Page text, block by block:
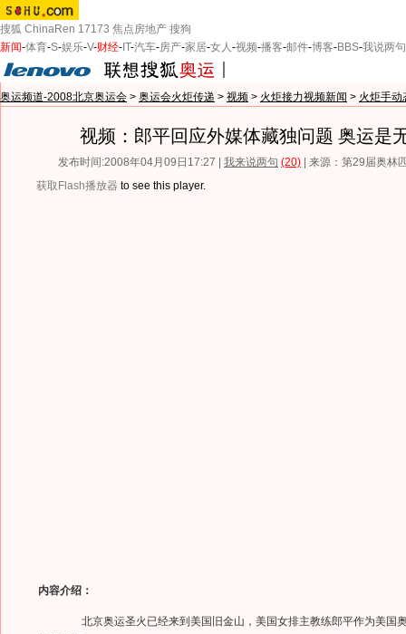
搜狐 ChinaRen 17173 焦点房地产 搜狗
新闻-体育-S-娱乐-V-财经- IT-汽车-房产-家居-女人-视频-播客-邮件-博客-BBS-我说两句
奥运频道-2008北京奥运会 > 奥运会火炬传递 > 视频 > 火炬接力视频新闻 > 火炬手动
视频：郎平回应外媒体藏独问题 奥运是
发布时间:2008年04月09日17:27 | 我来说两句 (20) | 来源：第29届奥林
获取Flash播放器 to see this player.
内容介绍：
北京奥运圣火已经来到美国旧金山，美国女排主教练郎平作为美国